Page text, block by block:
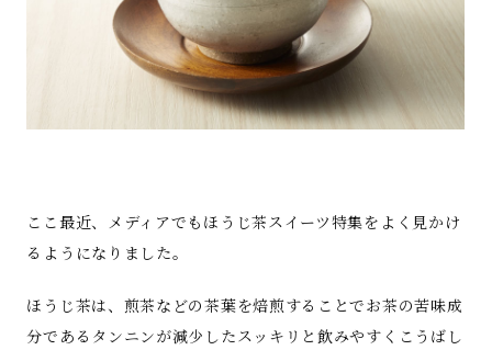
ここ最近、メディアでもほうじ茶スイーツ特集をよく見かけ
るようになりました。
ほうじ茶は、煎茶などの茶葉を焙煎することでお茶の苦味成
分であるタンニンが減少したスッキリと飲みやすくこうばし